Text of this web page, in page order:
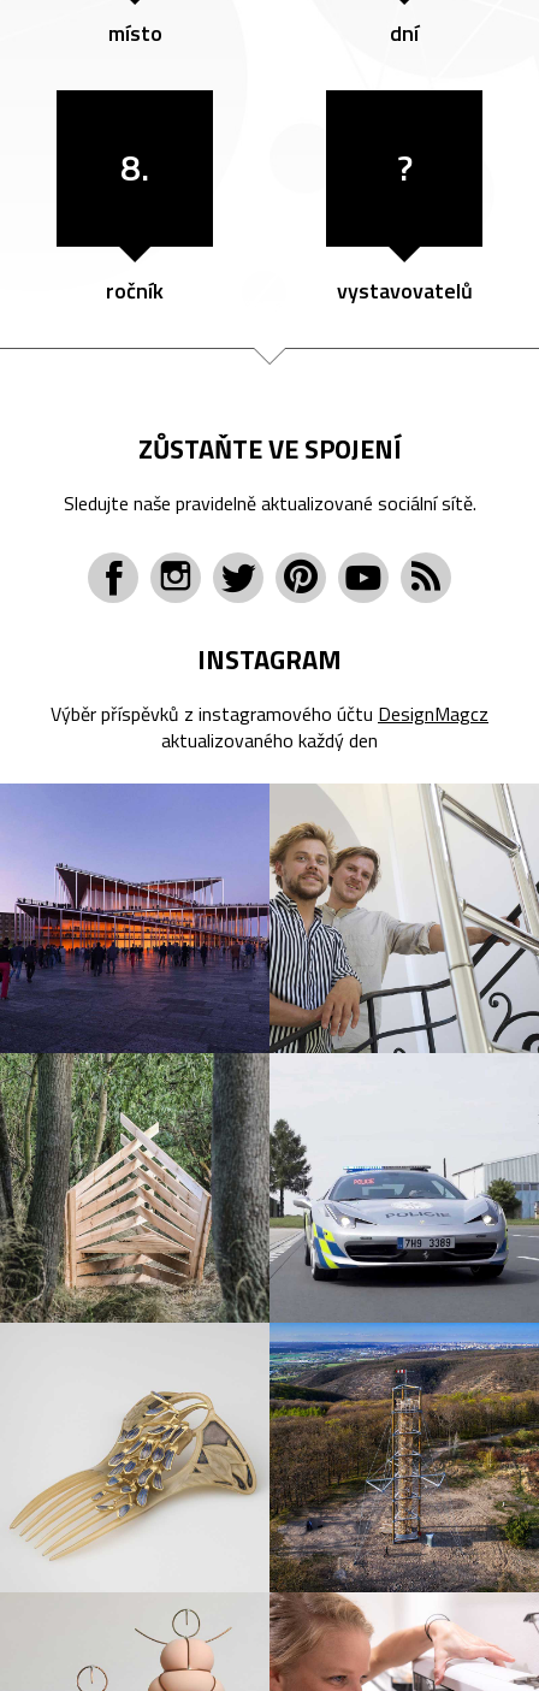
místo dní
8.
ročník
?
vystavovatelů
ZŮSTAŇTE VE SPOJENÍ
Sledujte naše pravidelně aktualizované sociální sítě.
INSTAGRAM
Výběr příspěvků z instagramového účtu DesignMagcz
aktualizovaného každý den